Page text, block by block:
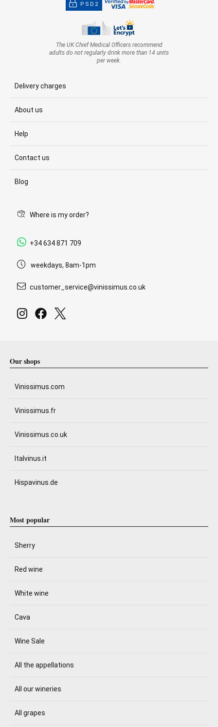
PSD2
The UK Chief Medical Officers recommend
adults do not regularly drink more than 14 units
per week.
Delivery charges
About us
Help
Contact us
Blog
Where is my order?
+34 634 871 709
weekdays, 8am-1pm
customer_service@vinissimus.co.uk
Our shops
Vinissimus.com
Vinissimus.fr
Vinissimus.co.uk
Italvinus.it
Hispavinus.de
Most popular
Sherry
Red wine
White wine
Cava
Wine Sale
All the appellations
All our wineries
All grapes